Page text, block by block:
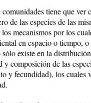
tiene que ver
de las especies de las
mecanismos por los
en espacio o tiempo,
existe en la
composición de las
y fecundidad), los cuales